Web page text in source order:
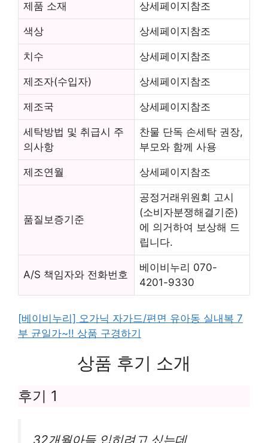
제품 소재 상세페이지참조
색상 상세페이지참조
치수 상세페이지참조
제조자(수입자) 상세페이지참조
제조국 상세페이지참조
세탁방법 및 취급시 주
의사항
찬물 단독 손세탁 권장,
부모와 함께 사용
제조연월 상세페이지참조
품질보증기준
공정거래위원회 고시
(소비자분쟁해결기준)
에 의거하여 보상해 드
립니다.
A/S 책임자와 전화번호
베이비누리 070-
4201-9330
[베이비누리] 오가닉 자가드/편면 유아동 실내복 7
부 균일가~!! 상품 구경하기
상품 후기 소개
후기 1
32개월아들 입히려고 싰는데